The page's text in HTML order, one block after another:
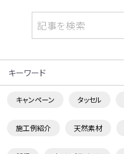
キーワード
キャンペーン タッセル
施工例紹介 天然素材